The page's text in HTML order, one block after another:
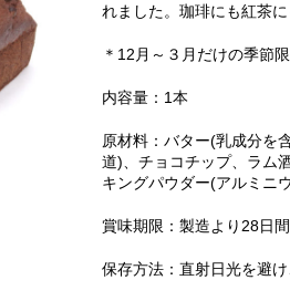
れました。珈琲にも紅茶
＊12月～３月だけの季節限
内容量：1本
原材料：バター(乳成分を
道)、チョコチップ、ラム
キングパウダー(アルミニ
賞味期限：製造より28日間
保存方法：直射日光を避